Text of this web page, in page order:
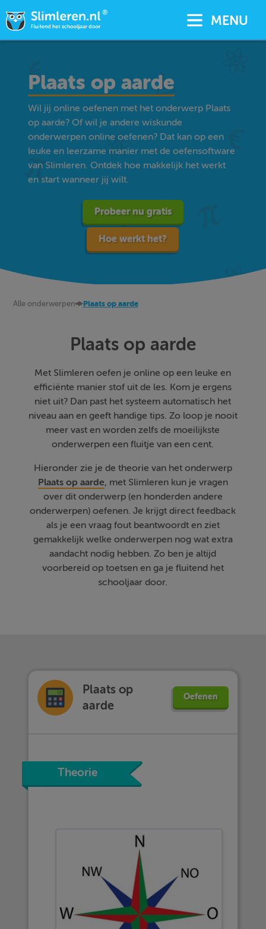
MENU
Plaats op aarde
Wil jij online oefenen met het onderwerp Plaats
op aarde? Of wil je andere wiskunde
onderwerpen online oefenen? Dat kan op een
leuke en leerzame manier met de oefensoftware
van Slimleren. Ontdek hoe makkelijk het werkt
en start wanneer jij wilt.
Probeer nu gratis
Hoe werkt het?
Alle onderwerpen Plaats op aarde
Plaats op aarde
Met Slimleren oefen je online op een leuke en
efficiënte manier stof uit de les. Kom je ergens
niet uit? Dan past het systeem automatisch het
niveau aan en geeft handige tips. Zo loop je nooit
meer vast en worden zelfs de moeilijkste
onderwerpen een fluitje van een cent.
Hieronder zie je de theorie van het onderwerp
Plaats op aarde, met Slimleren kun je vragen
over dit onderwerp (en honderden andere
onderwerpen) oefenen. Je krijgt direct feedback
als je een vraag fout beantwoordt en ziet
gemakkelijk welke onderwerpen nog wat extra
aandacht nodig hebben. Zo ben je altijd
voorbereid op toetsen en ga je fluitend het
schooljaar door.
Plaats op
aarde
Oefenen
Theorie